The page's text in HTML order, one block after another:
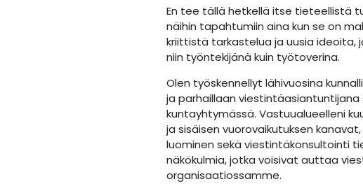
En tee tällä hetkellä itse tieteellistä
näihin tapahtumiin aina kun se on
kriittistä tarkastelua ja uusia
niin työntekijänä kuin työtoverina.
Olen työskennellyt lähivuosina
ja parhaillaan
kuntayhtymässä. Vastuualueelleni
ja sisäisen vuorovaikutuksen
luominen sekä viestintäkonsultointi
näkökulmia, jotka voisivat auttaa
organisaatiossamme.